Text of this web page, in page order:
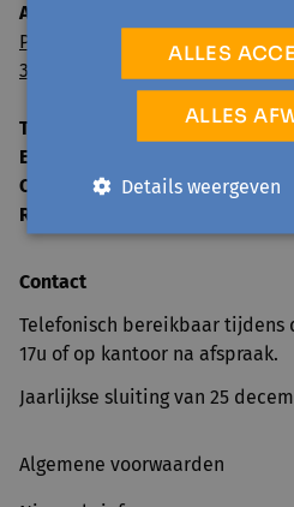
Avansa Oost-Brabant vzw
Paul van Ostaijenlaan 24
3001 Leuven
Tel:
E-mail:
Ondernemingsnummer0859
RPR
Contact
Telefonisch bereikbaar tijdens
17u of op kantoor na afspraak.
Jaarlijkse sluiting van 25
Algemene voorwaarden
ALLES
ALLES
Details weergeven